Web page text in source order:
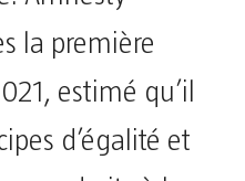
la première
estimé qu’il
d’égalité et